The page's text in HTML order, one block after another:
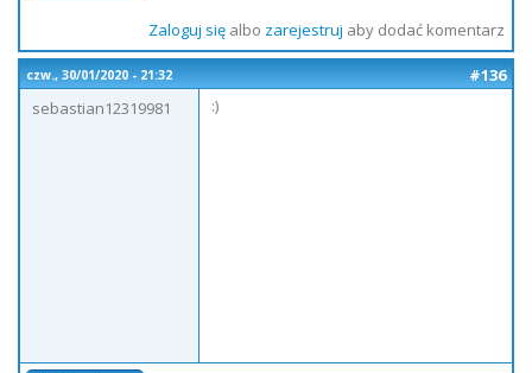
Zaloguj sięalbo zarejestruj aby dodać komentarz
czw., 30/01/2020 - 21:32
#136
sebastian12319981
:)